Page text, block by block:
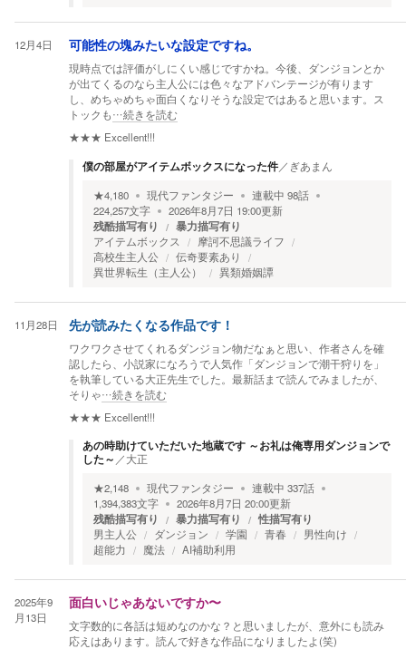
12月4日 可能性の塊みたいな設定ですね。
現時点では評価がしにくい感じですかね。今後、ダンジョンとか
が出てくるのなら主人公には色々なアドバンテージが有ります
し、めちゃめちゃ面白くなりそうな設定ではあると思います。ス
トックも…続きを読む
★★★ Excellent!!!
僕の部屋がアイテムボックスになった件／ ぎあまん
★4,180 現代ファンタジー 連載中 98話
224,257文字 2026年8月7日 19:00更新
残酷描写有り 暴力描写有り
アイテムボックス
摩訶不思議ライフ
高校生主人公
伝奇要素あり
異世界転生（主人公）
異類婚姻譚
11月28日 先が読みたくなる作品です！
ワクワクさせてくれるダンジョン物だなぁと思い、作者さんを確
認したら、小説家になろうで人気作「ダンジョンで潮干狩りを」
を執筆している大正先生でした。最新話まで読んでみましたが、
そりゃ…続きを読む
★★★ Excellent!!!
あの時助けていただいた地蔵です ～お礼は俺専用ダンジョンで
した～ ／大正
★2,148 現代ファンタジー 連載中 337話
1,394,383文字 2026年8月7日 20:00更新
残酷描写有り 暴力描写有り 性描写有り
男主人公 ダンジョン 学園 青春
男性向け
超能力
魔法 AI補助利用
2025年9
月13日
面白いじゃあないですか〜
文字数的に各話は短めなのかな？と思いましたが、意外にも読み
応えはあります。読んで好きな作品になりましたよ(笑)